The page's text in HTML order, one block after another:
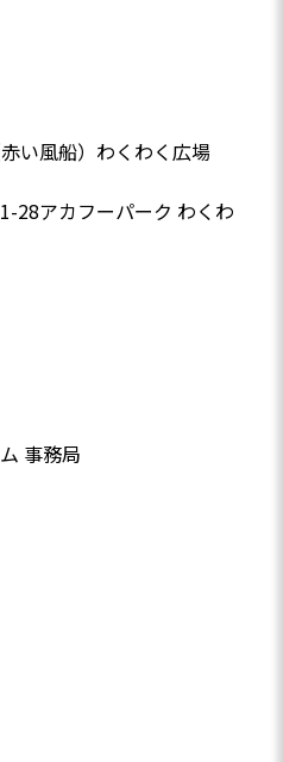
い風船）わくわく広場
28アカフーパーク わくわ
事務局